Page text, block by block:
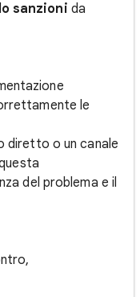
sanzioni da
le
diretto o un canale
del problema e il